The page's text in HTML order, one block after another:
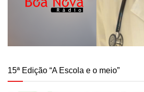
15ª Edição “A Escola e o meio”